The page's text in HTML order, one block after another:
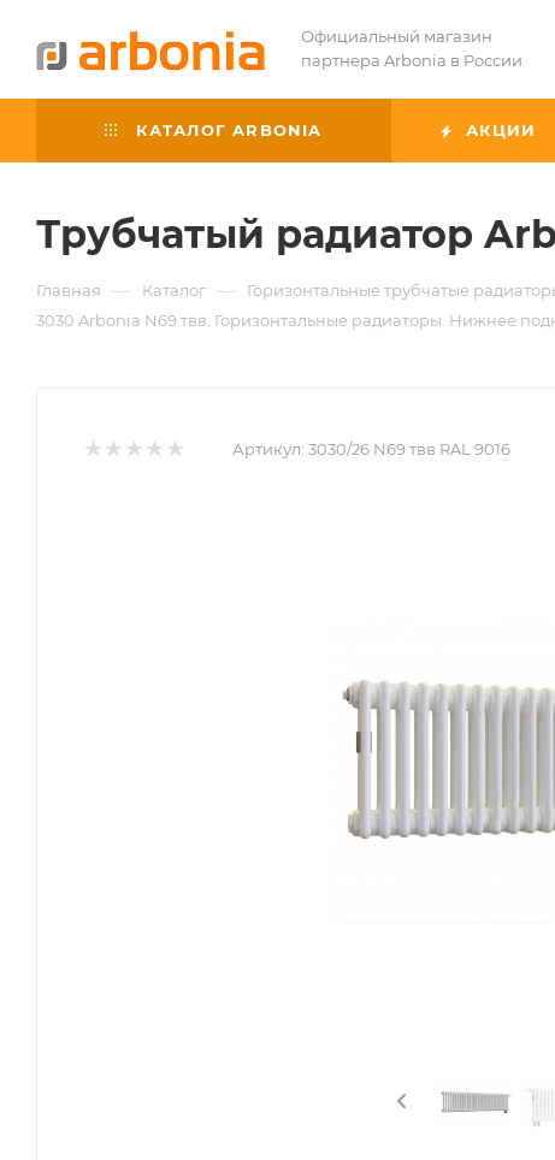
Официальный магазин
партнера Arbonia в России
КАТАЛОГ ARBONIA АКЦИИ
Трубчатый радиатор
Главная — Каталог — Горизонтальные трубчатые
3030 Arbonia N69 твв. Горизонтальные радиаторы. Нижнее
Артикул: 3030/26 N69 твв RAL 9016